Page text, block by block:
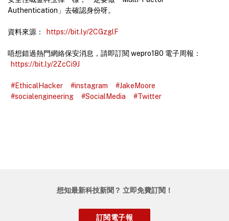
Authentication」去確認身份呀。
資料來源： https://bit.ly/2CGzglF
唔想錯過熱門網絡保安消息，請即訂閱 wepro180 電子周報：
https://bit.ly/2ZcCi9J
#EthicalHacker #instagram
#JakeMoore
#socialengineering
#SocialMedia #Twitter
想知最新科技新聞？ 立即免費訂閱！